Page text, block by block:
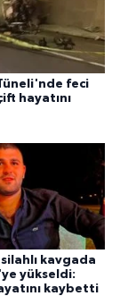
feci
hayatını
kavgada
yükseldi:
kaybetti